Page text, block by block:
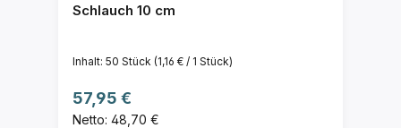
Schlauch 10 cm
Inhalt: 50 Stück (1,16 € / 1 Stück)
Regulärer Preis:
57,95 €
Netto: 48,70 €